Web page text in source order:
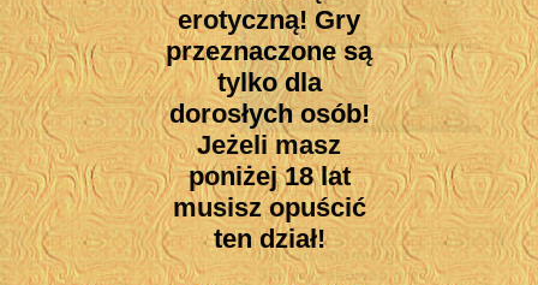
erotyczną! Gry
przeznaczone są
tylko dla
dorosłych osób!
Jeżeli masz
poniżej 18 lat
musisz opuścić
ten dział!
Forum
DOSBox
Konkurs - NOWY!
Muzyka Starych Gier
CZAT
Dodaj grę
Artykuły
Czasopisma
Independent Zin
Producent i rok wydania:
Blade 2002
Platforma:
PC
Porady:
Jak uruchomić grę?
Jak wypakować grę?